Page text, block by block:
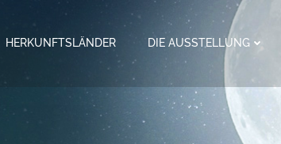
HERKUNFTSLÄNDER DIE AUSSTELLUNG